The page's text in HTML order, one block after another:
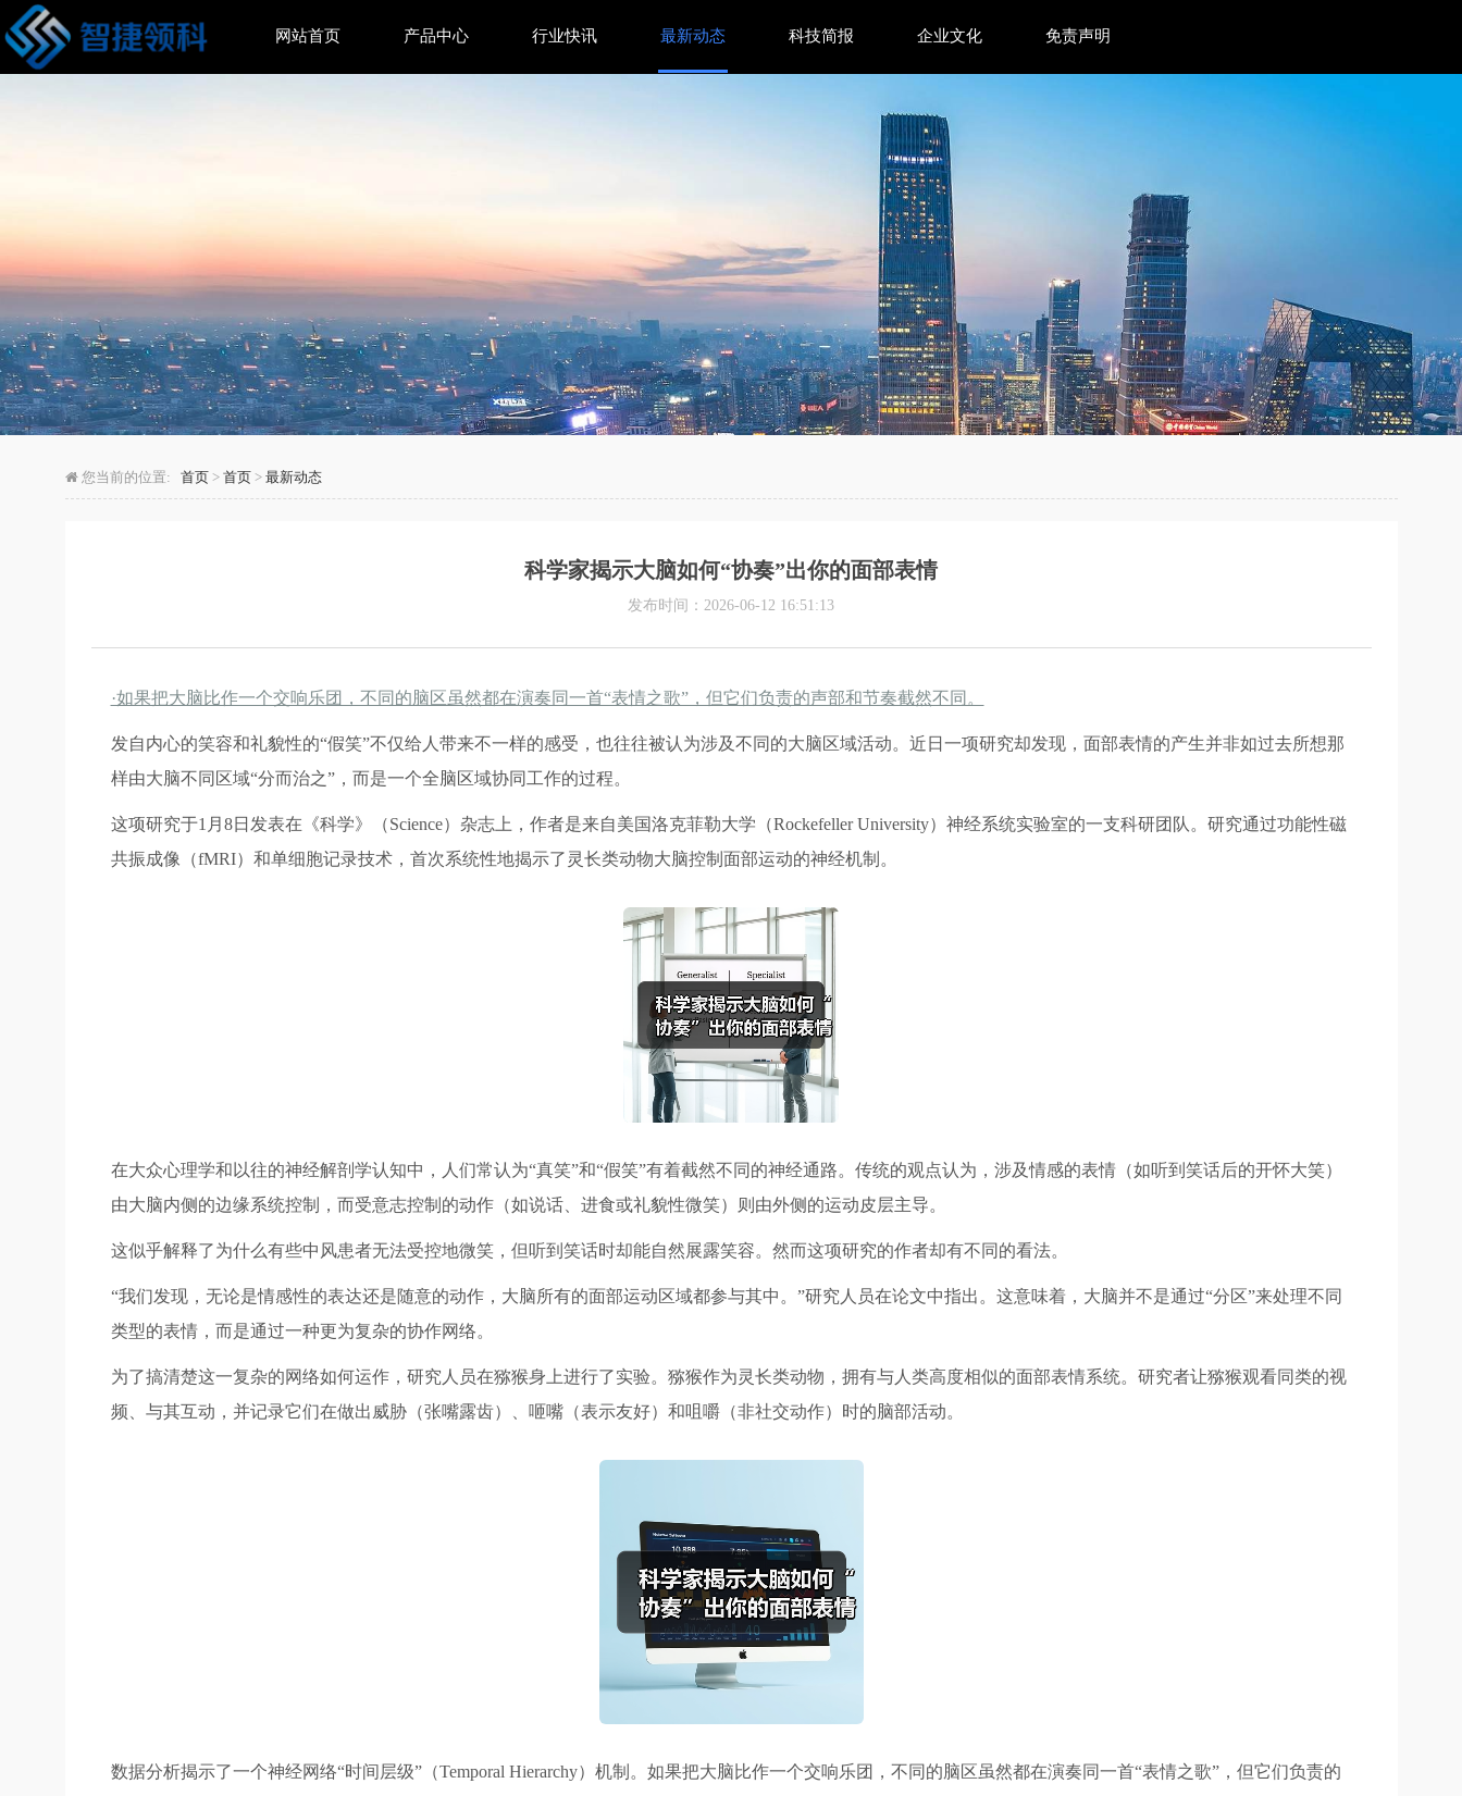
科学家揭示大脑如何“协奏”出你的面部表情
网站首页 产品中心 行业快讯 最新动态 科技简报 企业文化 免责声明
您当前的位置: 首页 > 首页 > 最新动态
科学家揭示大脑如何“协奏”出你的面部表情
发布时间：2026-06-12 16:51:13
·如果把大脑比作一个交响乐团，不同的脑区虽然都在演奏同一首“表情之歌”，但它们负责的声部和节奏截然不同。
发自内心的笑容和礼貌性的“假笑”不仅给人带来不一样的感受，也往往被认为涉及不同的大脑区域活动。近日一项研究却发现，面部表情的产生并非如过去所想那
样由大脑不同区域“分而治之”，而是一个全脑区域协同工作的过程。
这项研究于1月8日发表在《科学》（Science）杂志上，作者是来自美国洛克菲勒大学（Rockefeller University）神经系统实验室的一支科研团队。研究通过功能性磁
共振成像（fMRI）和单细胞记录技术，首次系统性地揭示了灵长类动物大脑控制面部运动的神经机制。
在大众心理学和以往的神经解剖学认知中，人们常认为“真笑”和“假笑”有着截然不同的神经通路。传统的观点认为，涉及情感的表情（如听到笑话后的开怀大笑）
由大脑内侧的边缘系统控制，而受意志控制的动作（如说话、进食或礼貌性微笑）则由外侧的运动皮层主导。
这似乎解释了为什么有些中风患者无法受控地微笑，但听到笑话时却能自然展露笑容。然而这项研究的作者却有不同的看法。
“我们发现，无论是情感性的表达还是随意的动作，大脑所有的面部运动区域都参与其中。”研究人员在论文中指出。这意味着，大脑并不是通过“分区”来处理不同
类型的表情，而是通过一种更为复杂的协作网络。
为了搞清楚这一复杂的网络如何运作，研究人员在猕猴身上进行了实验。猕猴作为灵长类动物，拥有与人类高度相似的面部表情系统。研究者让猕猴观看同类的视
频、与其互动，并记录它们在做出威胁（张嘴露齿）、咂嘴（表示友好）和咀嚼（非社交动作）时的脑部活动。
数据分析揭示了一个神经网络“时间层级”（Temporal Hierarchy）机制。如果把大脑比作一个交响乐团，不同的脑区虽然都在演奏同一首“表情之歌”，但它们负责的